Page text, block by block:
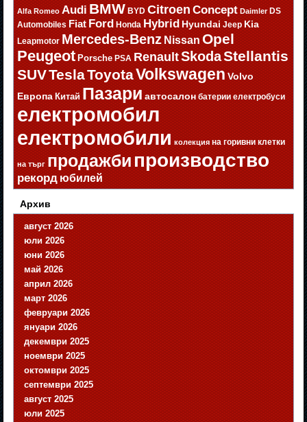
Alfa Romeo Audi BMW BYD Citroen Concept Daimler DS
Automobiles Fiat Ford Honda Hybrid Hyundai Jeep Kia
Leapmotor Mercedes-Benz Nissan Opel
Peugeot Porsche PSA RenaultSkodaStellantis
SUVTeslaToyotaVolkswagen Volvo
Европа Китай Пазари автосалон батерии електробуси
електромобил
електромобили колекция на горивни клетки
на търг продажбипроизводство
рекорд юбилей
Архив
август 2026
юли 2026
юни 2026
май 2026
април 2026
март 2026
февруари 2026
януари 2026
декември 2025
ноември 2025
октомври 2025
септември 2025
август 2025
юли 2025